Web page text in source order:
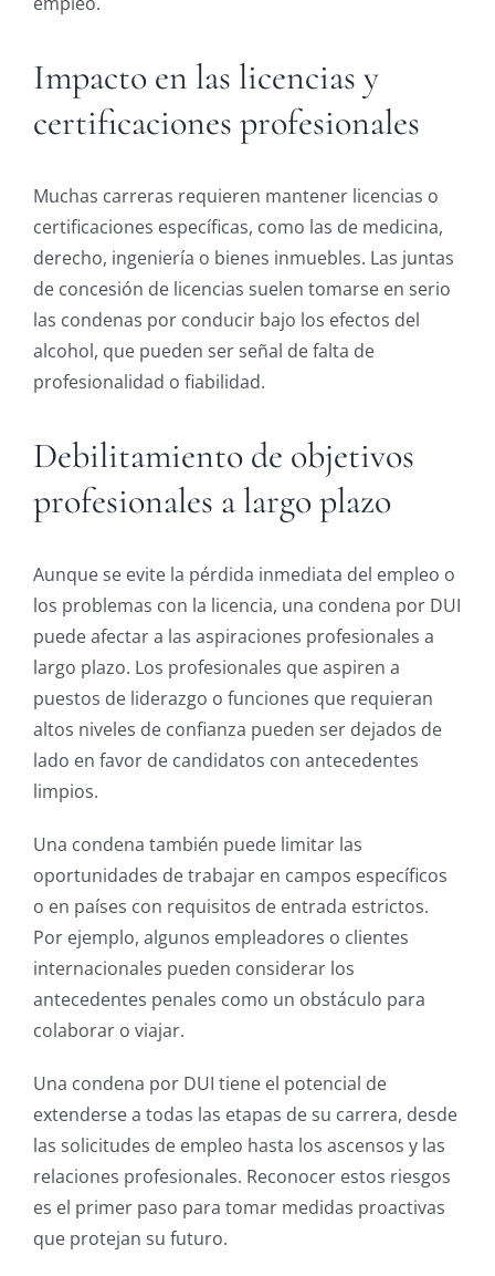
Impacto en las licencias y
certificaciones profesionales
Muchas carreras requieren mantener licencias o
certificaciones específicas, como las de medicina,
derecho, ingeniería o bienes inmuebles. Las juntas
de concesión de licencias suelen tomarse en serio
las condenas por conducir bajo los efectos del
alcohol, que pueden ser señal de falta de
profesionalidad o fiabilidad.
Debilitamiento de objetivos
profesionales a largo plazo
Aunque se evite la pérdida inmediata del empleo o
los problemas con la licencia, una condena por DUI
puede afectar a las aspiraciones profesionales a
largo plazo. Los profesionales que aspiren a
puestos de liderazgo o funciones que requieran
altos niveles de confianza pueden ser dejados de
lado en favor de candidatos con antecedentes
limpios.
Una condena también puede limitar las
oportunidades de trabajar en campos específicos
o en países con requisitos de entrada estrictos.
Por ejemplo, algunos empleadores o clientes
internacionales pueden considerar los
antecedentes penales como un obstáculo para
colaborar o viajar.
Una condena por DUI tiene el potencial de
extenderse a todas las etapas de su carrera, desde
las solicitudes de empleo hasta los ascensos y las
relaciones profesionales. Reconocer estos riesgos
es el primer paso para tomar medidas proactivas
que protejan su futuro.